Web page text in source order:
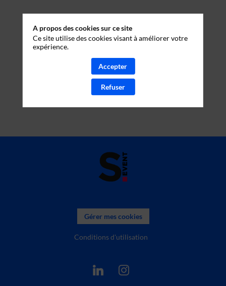
Gérer mes cookies
Conditions d'utilisation
A propos des cookies sur ce site
Ce site utilise des cookies visant à améliorer votre
expérience.
Accepter
Refuser